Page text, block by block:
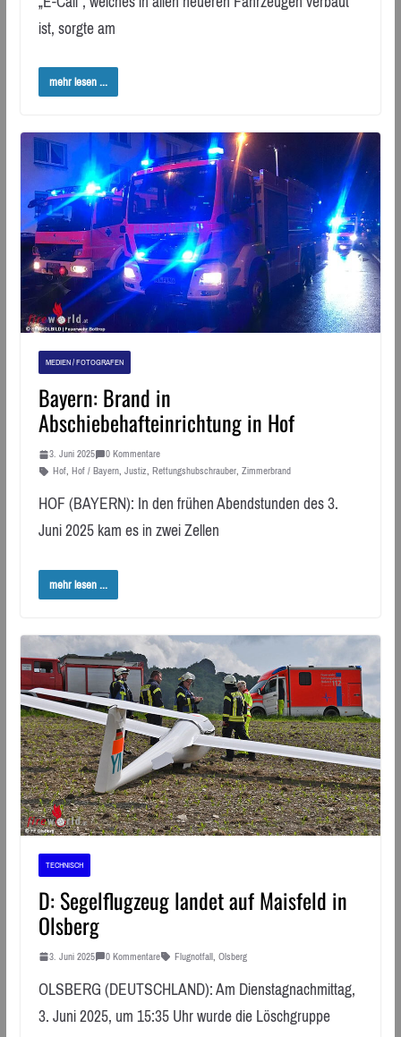
ist, sorgte am
mehr lesen ...
MEDIEN / FOTOGRAFEN
Bayern: Brand in
Abschiebehafteinrichtung in Hof
3. Juni 2025
0 Kommentare
Hof, Hof / Bayern, Justiz, Rettungshubschrauber, Zimmerbrand
HOF (BAYERN): In den frühen Abendstunden des 3.
Juni 2025 kam es in zwei Zellen
mehr lesen ...
TECHNISCH
D: Segelflugzeug landet auf Maisfeld in
Olsberg
3. Juni 2025 0 Kommentare Flugnotfall, Olsberg
OLSBERG (DEUTSCHLAND): Am Dienstagnachmittag,
3. Juni 2025, um 15:35 Uhr wurde die Löschgruppe